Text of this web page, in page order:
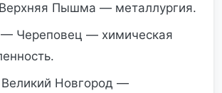
Пышма — металлургия.
Череповец — химическая
Новгород —